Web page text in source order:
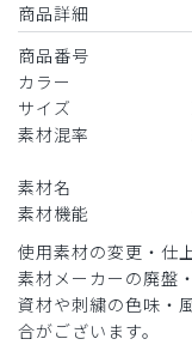
役に立った 0
商品詳細
商品番号
カラー
サイズ
素材混率
素材名
素材機能
使用素材の変更・仕
素材メーカーの廃盤
資材や刺繍の色味・
合がございます。